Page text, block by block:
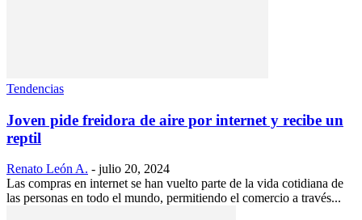
Tendencias
Joven pide freidora de aire por internet y recibe un
reptil
Renato León A. - julio 20, 2024
Las compras en internet se han vuelto parte de la vida cotidiana de
las personas en todo el mundo, permitiendo el comercio a través...